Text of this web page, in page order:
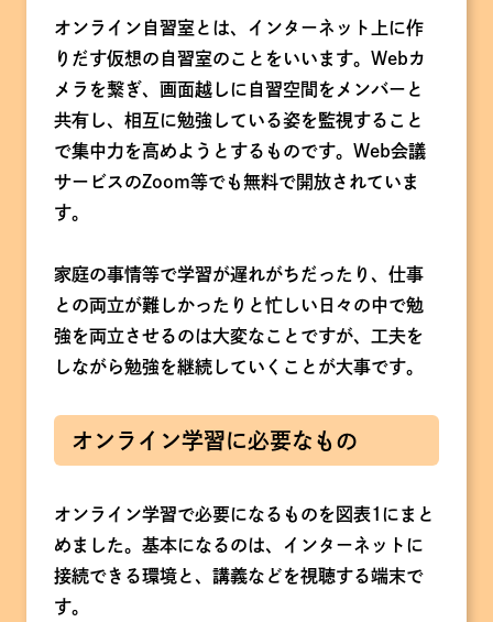
オンライン自習室とは、インターネット上に作
りだす仮想の自習室のことをいいます。Webカ
メラを繋ぎ、画面越しに自習空間をメンバーと
共有し、相互に勉強している姿を監視すること
で集中力を高めようとするものです。Web会議
サービスのZoom等でも無料で開放されていま
す。
家庭の事情等で学習が遅れがちだったり、仕事
との両立が難しかったりと忙しい日々の中で勉
強を両立させるのは大変なことですが、工夫を
しながら勉強を継続していくことが大事です。
オンライン学習に必要なもの
オンライン学習で必要になるものを図表1にまと
めました。基本になるのは、インターネットに
接続できる環境と、講義などを視聴する端末で
す。